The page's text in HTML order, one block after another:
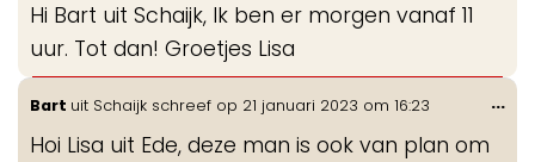
Hi Bart uit Schaijk, Ik ben er morgen vanaf 11
uur. Tot dan! Groetjes Lisa
Bart uit Schaijk schreef op 21 januari 2023 om 16:23
Hoi Lisa uit Ede, deze man is ook van plan om
...